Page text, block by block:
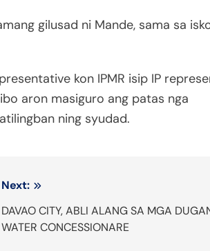
gilusad ni Mande, sama sa
kon IPMR isip IP
aron masiguro ang patas nga
ning syudad.
Next:
DAVAO CITY, ABLI ALANG SA MGA
WATER CONCESSIONARE